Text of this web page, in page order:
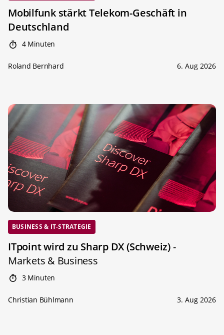
Mobilfunk stärkt Telekom-Geschäft in
Deutschland
4 Minuten
Roland Bernhard 6. Aug 2026
BUSINESS & IT-STRATEGIE
ITpoint wird zu Sharp DX (Schweiz)-
Markets & Business
3 Minuten
Christian Bühlmann 3. Aug 2026